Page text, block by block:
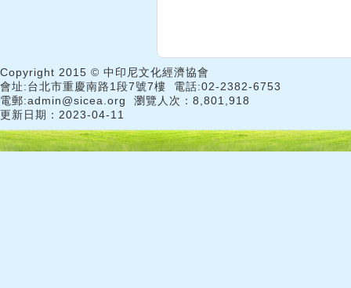
Copyright 2015 © 中印尼文化經濟協會
會址:台北市重慶南路1段7號7樓 電話:02-2382-6753
電郵:admin@sicea.org 瀏覽人次：8,801,918
更新日期：2023-04-11